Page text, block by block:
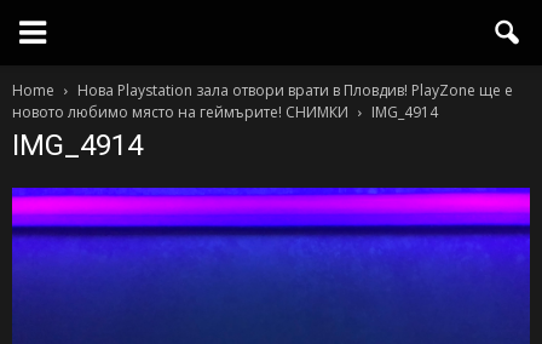
Home
Нова Playstation зала отвори врати в Пловдив! PlayZone ще е
новото любимо място на геймърите! СНИМКИ
IMG_4914
IMG_4914